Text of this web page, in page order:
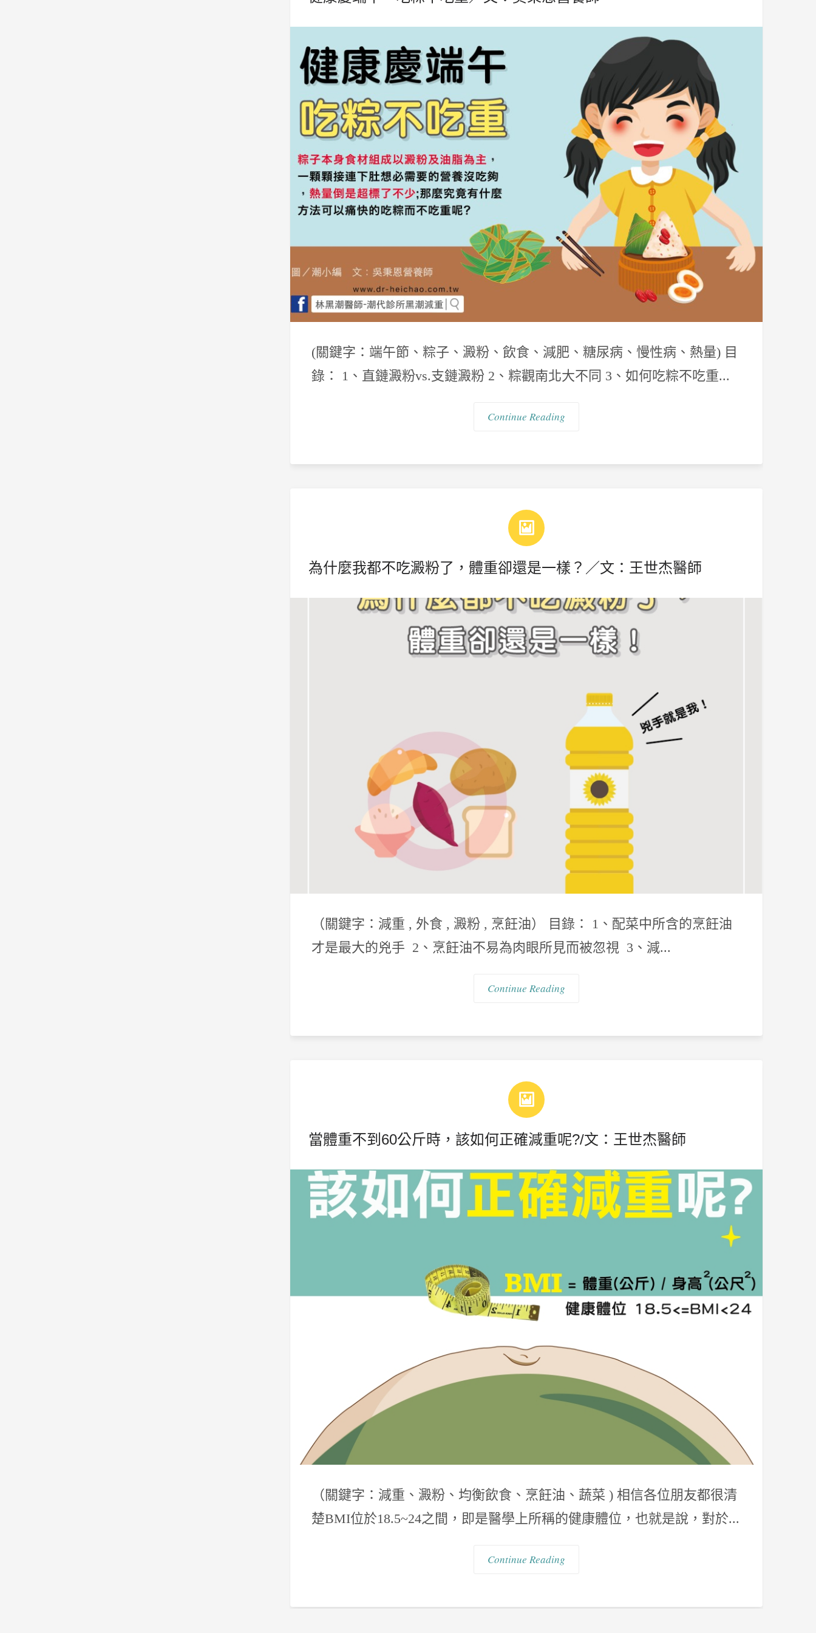
(關鍵字：端午節、粽子、澱粉、飲食、減肥、糖尿病、慢性病、熱量) 目
錄： 1、直鏈澱粉vs.支鏈澱粉 2、粽觀南北大不同 3、如何吃粽不吃重...
Continue Reading
為什麼我都不吃澱粉了，體重卻還是一樣？／文：王世杰醫師
（關鍵字：減重 , 外食 , 澱粉 , 烹飪油） 目錄： 1、配菜中所含的烹飪油
才是最大的兇手 2、烹飪油不易為肉眼所見而被忽視 3、減...
Continue Reading
當體重不到60公斤時，該如何正確減重呢?/文：王世杰醫師
（關鍵字：減重、澱粉、均衡飲食、烹飪油、蔬菜 ) 相信各位朋友都很清
楚BMI位於18.5~24之間，即是醫學上所稱的健康體位，也就是說，對於...
Continue Reading